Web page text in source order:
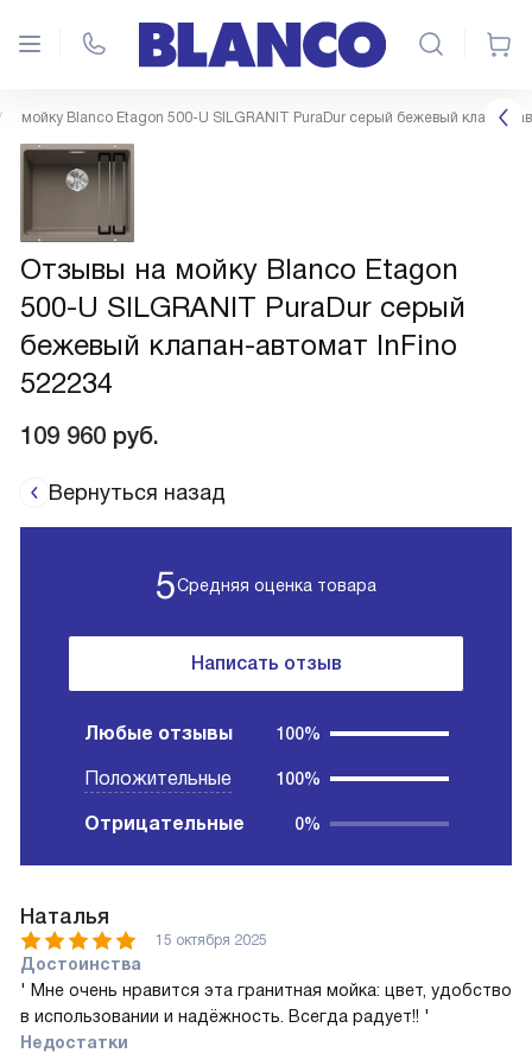
мойку Blanco Etagon 500-U SILGRANIT PuraDur серый бежевый клапан-
Отзывы на мойку Blanco Etagon
500-U SILGRANIT PuraDur серый
бежевый клапан-автомат InFino
522234
109 960 руб.
Вернуться назад
5Средняя оценка товара
Написать отзыв
Любые отзывы 100%
Положительные 100%
Отрицательные 0%
Наталья
15 октября 2025
Достоинства
' Мне очень нравится эта гранитная мойка: цвет, удобство
в использовании и надёжность. Всегда радует!! '
Недостатки